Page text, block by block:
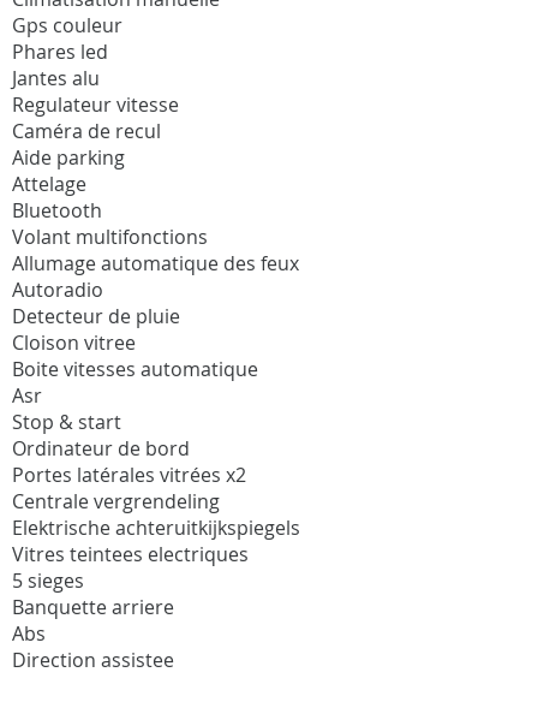
Gps couleur
Phares led
Jantes alu
Regulateur vitesse
Caméra de recul
Aide parking
Attelage
Bluetooth
Volant multifonctions
Allumage automatique des feux
Autoradio
Detecteur de pluie
Cloison vitree
Boite vitesses automatique
Asr
Stop & start
Ordinateur de bord
Portes latérales vitrées x2
Centrale vergrendeling
Elektrische achteruitkijkspiegels
Vitres teintees electriques
5 sieges
Banquette arriere
Abs
Direction assistee